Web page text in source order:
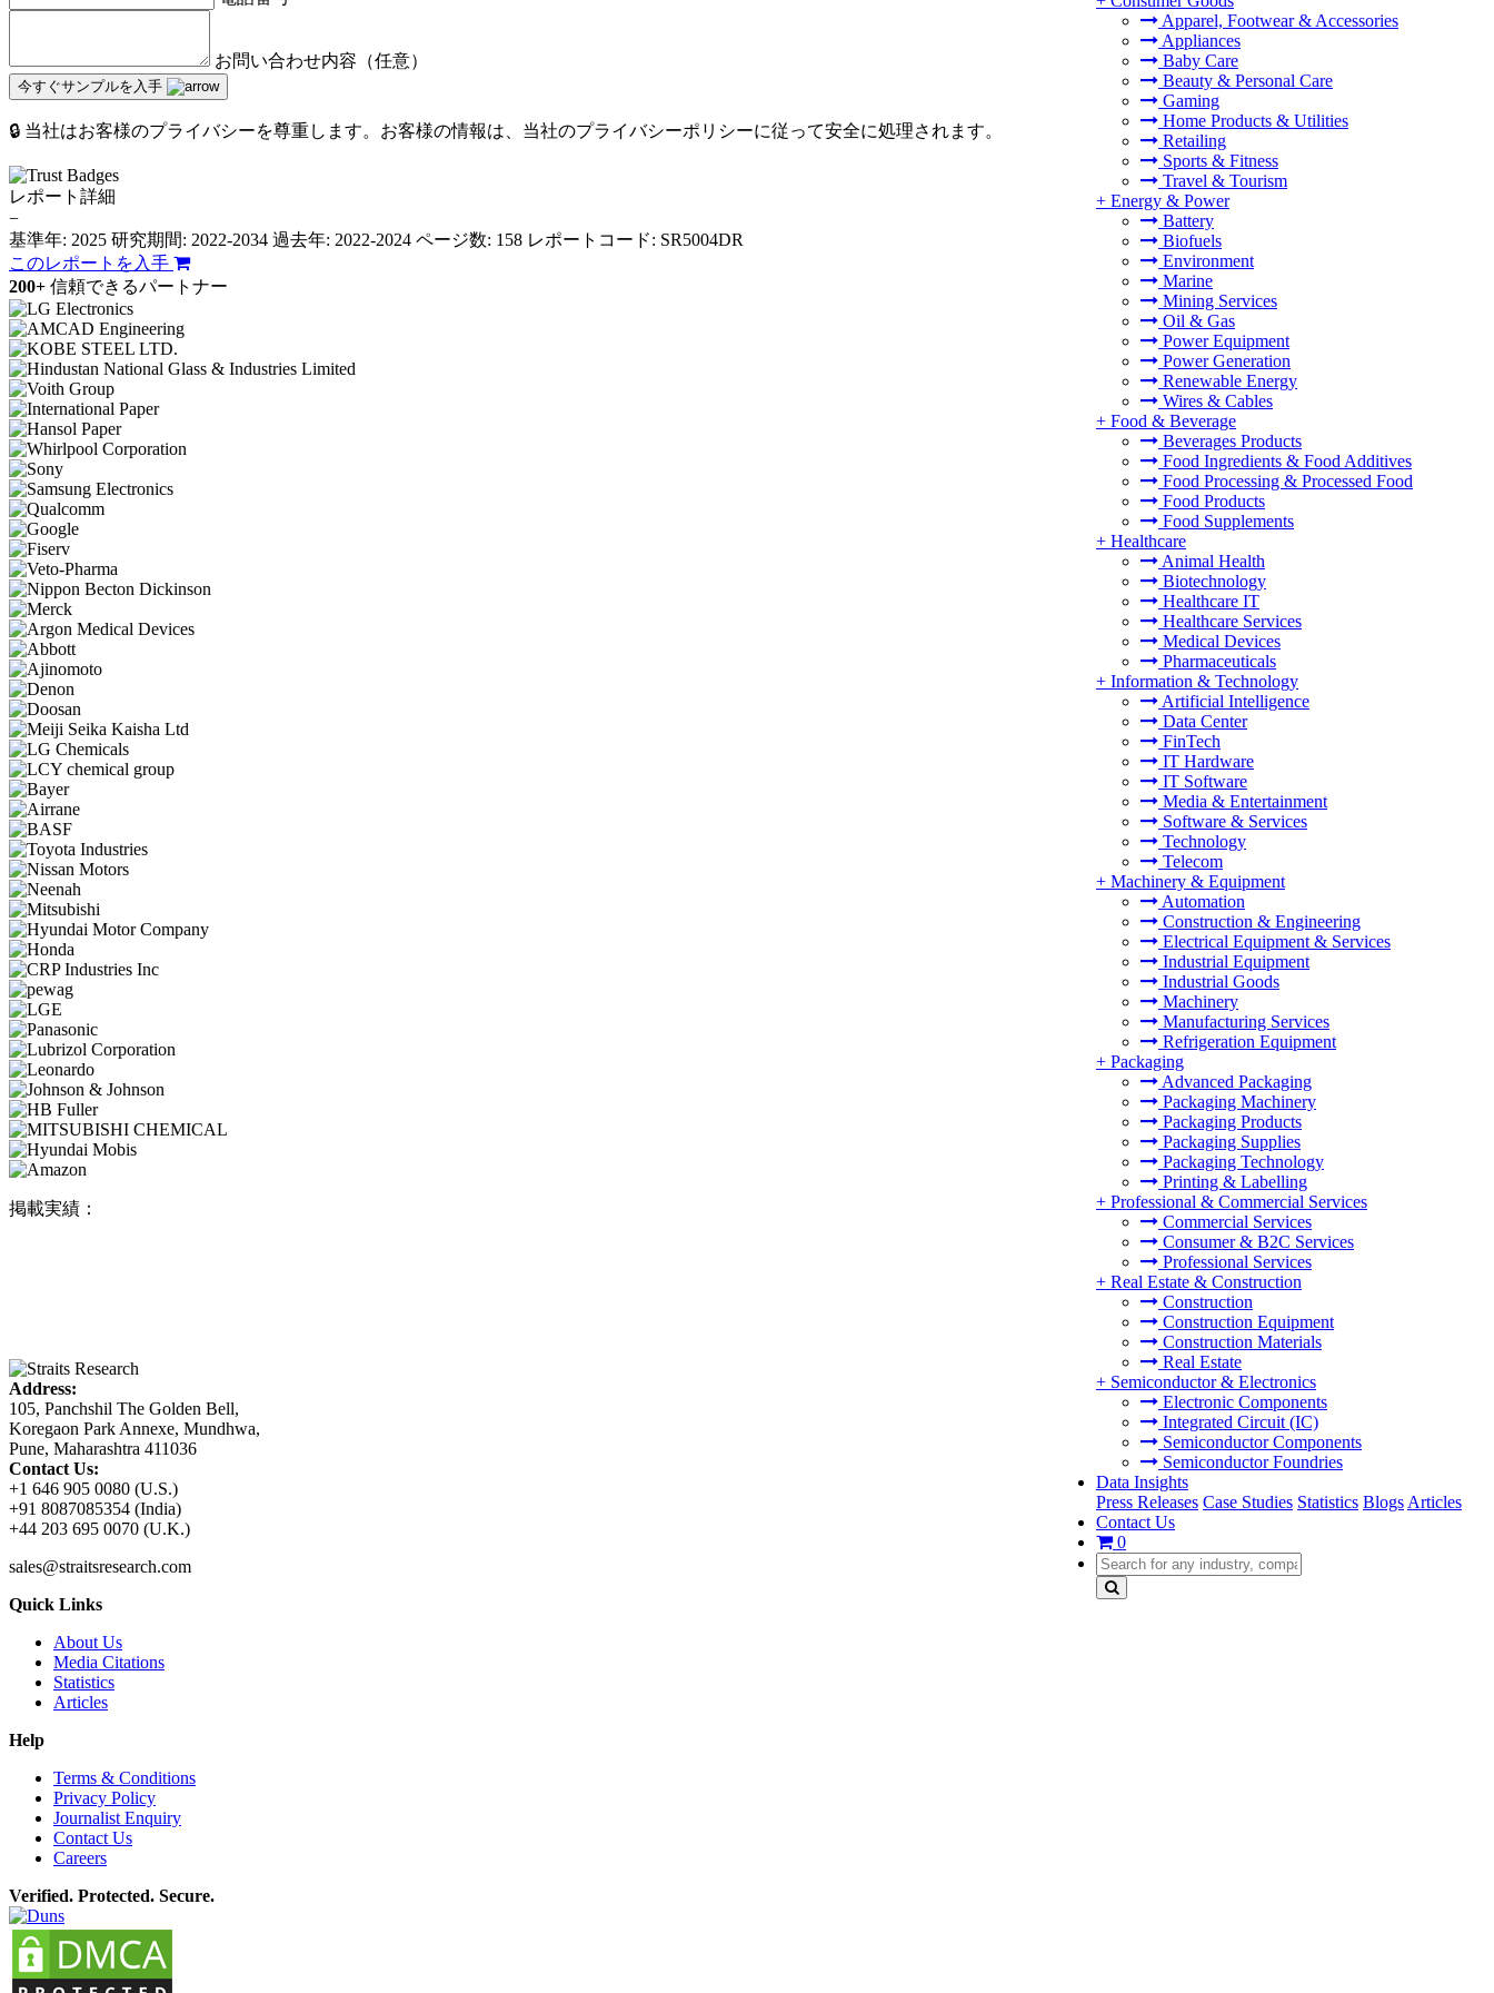
Apparel, Footwear & Accessories
Appliances
Baby Care
Beauty & Personal Care
Gaming
Home Products & Utilities
Retailing
Sports & Fitness
Travel & Tourism
+ Energy & Power
Battery
Biofuels
Environment
Marine
Mining Services
Oil & Gas
Power Equipment
Power Generation
Renewable Energy
Wires & Cables
+ Food & Beverage
Beverages Products
Food Ingredients & Food Additives
Food Processing & Processed Food
Food Products
Food Supplements
+ Healthcare
Animal Health
Biotechnology
Healthcare IT
Healthcare Services
Medical Devices
Pharmaceuticals
+ Information & Technology
Artificial Intelligence
Data Center
FinTech
IT Hardware
IT Software
Media & Entertainment
Software & Services
Technology
Telecom
+ Machinery & Equipment
Automation
Construction & Engineering
Electrical Equipment & Services
Industrial Equipment
Industrial Goods
Machinery
Manufacturing Services
Refrigeration Equipment
+ Packaging
Advanced Packaging
Packaging Machinery
Packaging Products
Packaging Supplies
Packaging Technology
Printing & Labelling
+ Professional & Commercial Services
Commercial Services
Consumer & B2C Services
Professional Services
+ Real Estate & Construction
Construction
Construction Equipment
Construction Materials
Real Estate
+ Semiconductor & Electronics
Electronic Components
Integrated Circuit (IC)
Semiconductor Components
Semiconductor Foundries
Data Insights
Press Releases Case Studies Statistics Blogs Articles
Contact Us
0
お問い合わせ内容（任意）
今すぐサンプルを入手
🔒 当社はお客様のプライバシーを尊重します。お客様の情報は、当社のプライバシーポリシーに従って安全に処理されます。
レポート詳細
−
基準年: 2025 研究期間: 2022-2034 過去年: 2022-2024 ページ数: 158 レポートコード: SR5004DR
このレポートを入手
200+ 信頼できるパートナー
掲載実績：
Address:
105, Panchshil The Golden Bell,
Koregaon Park Annexe, Mundhwa,
Pune, Maharashtra 411036
Contact Us:
+1 646 905 0080 (U.S.)
+91 8087085354 (India)
+44 203 695 0070 (U.K.)
sales@straitsresearch.com
Quick Links
About Us
Media Citations
Statistics
Articles
Help
Terms & Conditions
Privacy Policy
Journalist Enquiry
Contact Us
Careers
Verified. Protected. Secure.